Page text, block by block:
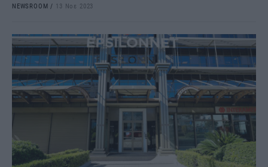
NEWSROOM / 13 Νοε 2023